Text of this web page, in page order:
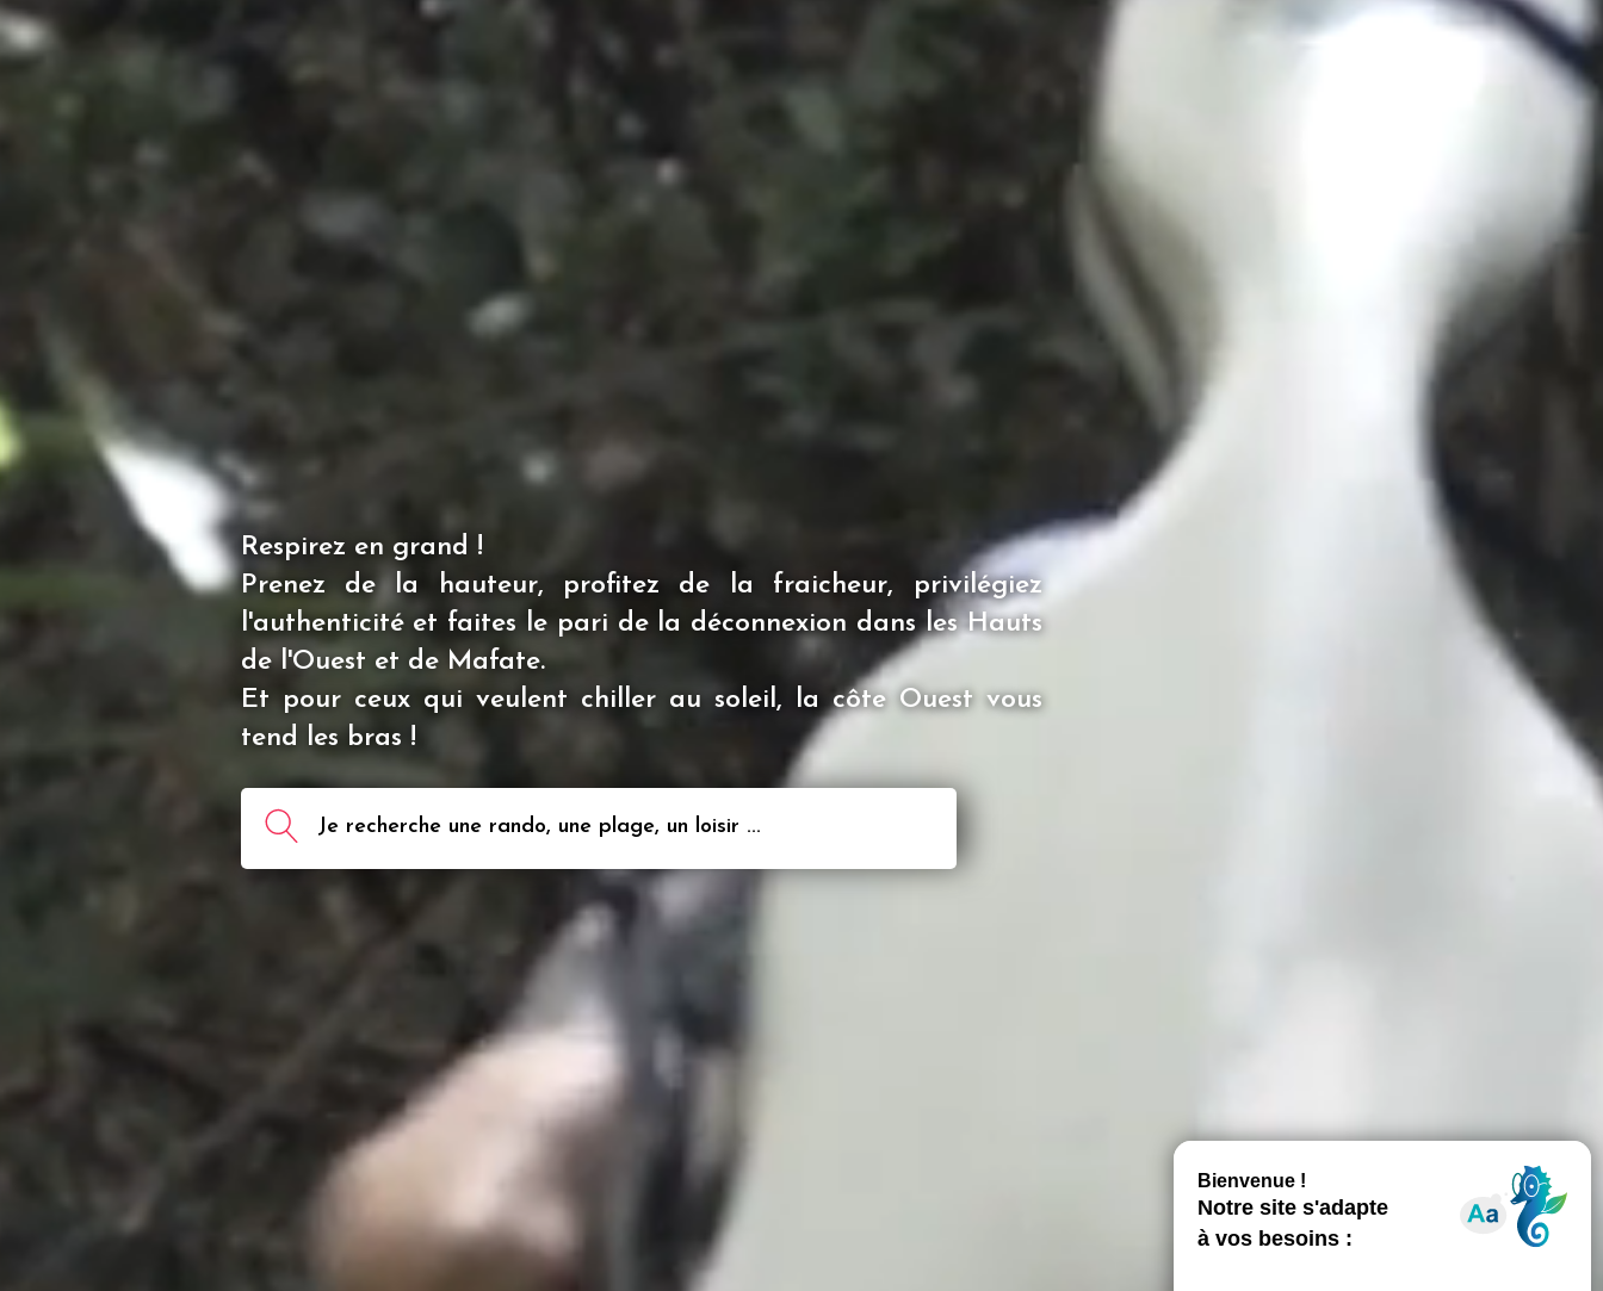
Respirez en grand !
Prenez de la hauteur, profitez de la fraicheur, privilégiez
l'authenticité et faites le pari de la déconnexion dans les Hauts
de l'Ouest et de Mafate.
Et pour ceux qui veulent chiller au soleil, la côte Ouest vous
tend les bras !
Je recherche une rando, une plage, un loisir ...